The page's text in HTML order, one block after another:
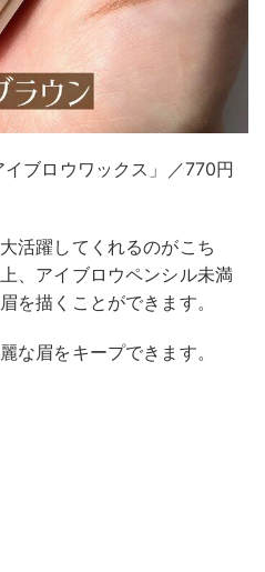
ブロウワックス」／770円
活躍してくれるのがこち
、アイブロウペンシル未満
を描くことができます。
な眉をキープできます。